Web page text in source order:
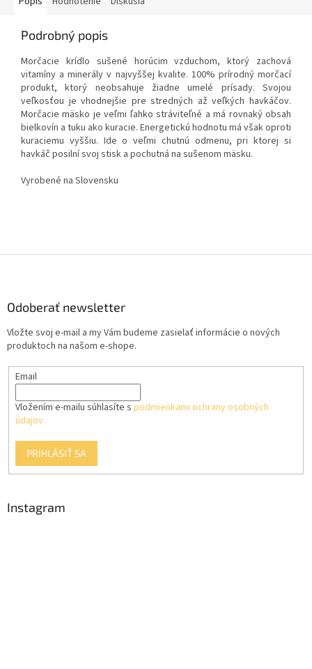
Podrobný popis
Morčacie krídlo sušené horúcim vzduchom, ktorý zachová
vitamíny a minerály v najvyššej kvalite. 100% prírodný morčací
produkt, ktorý neobsahuje žiadne umelé prísady. Svojou
veľkosťou je vhodnejšie pre stredných až veľkých havkáčov.
Morčacie mäsko je veľmi ľahko stráviteľné a má rovnaký obsah
bielkovín a tuku ako kuracie. Energetickú hodnotu má však oproti
kuraciemu vyššiu. Ide o veľmi chutnú odmenu, pri ktorej si
havkáč posilní svoj stisk a pochutná na sušenom mäsku.
Vyrobené na Slovensku
Odoberať newsletter
Vložte svoj e-mail a my Vám budeme zasielať informácie o nových
produktoch na našom e-shope.
Email
Vložením e-mailu súhlasíte s podmienkami ochrany osobných
údajov
PRIHLÁSIŤ SA
Instagram